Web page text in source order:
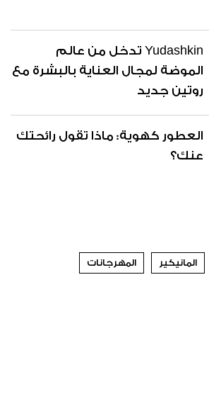
Yudashkin تدخل من عالم
الموضة لمجال العناية بالبشرة مع
روتين جديد
العطور كهوية: ماذا تقول رائحتك
عنك؟
المانيكير المهرجانات